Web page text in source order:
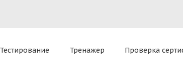
комплексной работы
оказать экспертную поддержку
Тестирование Тренажер Проверка